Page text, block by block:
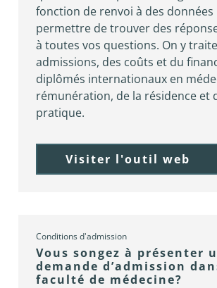
fonction de renvoi à des
permettre de trouver des
à toutes vos questions. On y
admissions, des coûts et du
diplômés internationaux en
rémunération, de la résidence et
pratique.
Visiter l'outil web
Conditions d'admission
Vous songez à présenter
demande d’admission
faculté de médecine?